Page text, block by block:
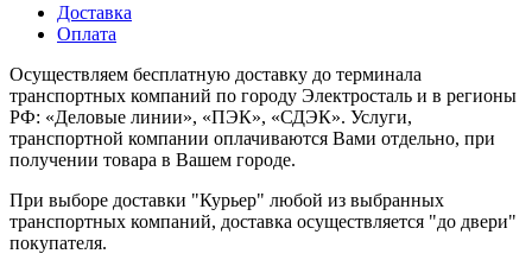
Доставка
Оплата
Осуществляем бесплатную доставку до терминала
транспортных компаний по городу Электросталь и в регионы
РФ: «Деловые линии», «ПЭК», «СДЭК». Услуги,
транспортной компании оплачиваются Вами отдельно, при
получении товара в Вашем городе.
При выборе доставки "Курьер" любой из выбранных
транспортных компаний, доставка осуществляется "до двери"
покупателя.